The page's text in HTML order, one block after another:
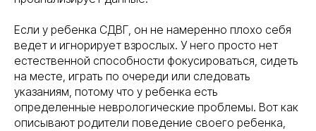
Если у ребенка СДВГ, он не намеренно плохо себя
ведет и игнорирует взрослых. У него просто нет
естественной способности фокусироваться, сидеть
на месте, играть по очереди или следовать
указаниям, потому что у ребенка есть
определенные неврологические проблемы. Вот как
описывают родители поведение своего ребенка,